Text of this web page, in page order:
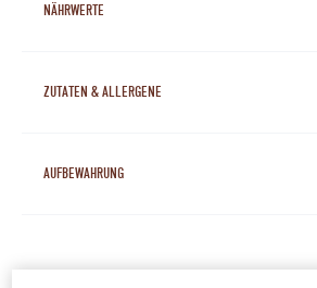
NÄHRWERTE
ZUTATEN & ALLERGENE
AUFBEWAHRUNG